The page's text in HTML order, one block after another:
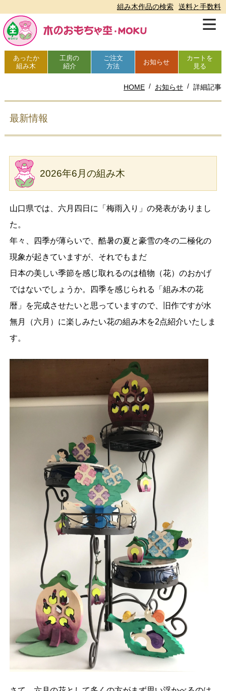
組み木作品の検索 送料と手数料
あったか
組み木
工房の
紹介
ご注文
方法
お知らせ
カートを
見る
HOME お知らせ 詳細記事
最新情報
2026年6月の組み木
山口県では、六月四日に「梅雨入り」の発表がありまし
た。
年々、四季が薄らいで、酷暑の夏と豪雪の冬の二極化の
現象が起きていますが、それでもまだ
日本の美しい季節を感じ取れるのは植物（花）のおかげ
ではないでしょうか。四季を感じられる「組み木の花
暦」を完成させたいと思っていますので、旧作ですが水
無月（六月）に楽しみたい花の組み木を2点紹介いたしま
す。